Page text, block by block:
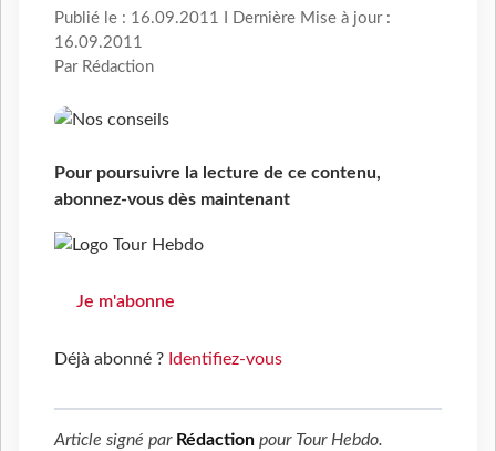
Publié le : 16.09.2011 I Dernière Mise à jour :
16.09.2011
Par Rédaction
Pour poursuivre la lecture de ce contenu,
abonnez-vous dès maintenant
Je m'abonne
Déjà abonné ? Identifiez-vous
Article signé par Rédaction pour Tour Hebdo.